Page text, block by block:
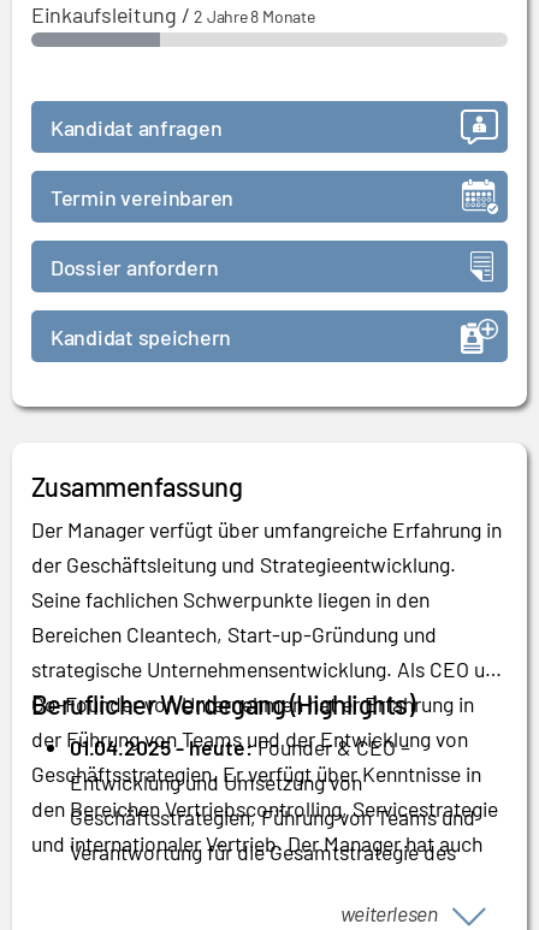
Einkaufsleitung /2 Jahre 8 Monate
Kandidat anfragen
Termin vereinbaren
Dossier anfordern
Kandidat speichern
Zusammenfassung
Der Manager verfügt über umfangreiche Erfahrung in
der Geschäftsleitung und Strategieentwicklung.
Seine fachlichen Schwerpunkte liegen in den
Bereichen Cleantech, Start-up-Gründung und
strategische Unternehmensentwicklung. Als CEO und
Co-Founder von Unternehmen hat er Erfahrung in
der Führung von Teams und der Entwicklung von
Geschäftsstrategien. Er verfügt über Kenntnisse in
den Bereichen Vertriebscontrolling, Servicestrategie
und internationaler Vertrieb. Der Manager hat auch
Unternehmen sowie in der Due-Diligence-Prüfung.
Beruflicher Werdegang (Highlights)
01.04.2025 - heute:Founder & CEO –
Entwicklung und Umsetzung von
Geschäftsstrategien, Führung von Teams und
Verantwortung für die Gesamtstrategie des
Co-Founder & CEO –
weiterlesen